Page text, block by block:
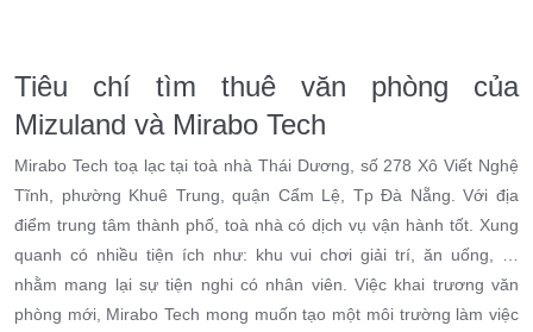
Tiêu chí tìm thuê văn phòng của
Mizuland và Mirabo Tech
Mirabo Tech toạ lạc tại toà nhà Thái Dương, số 278 Xô Viết Nghệ
Tĩnh, phường Khuê Trung, quận Cẩm Lệ, Tp Đà Nẵng. Với địa
điểm trung tâm thành phố, toà nhà có dịch vụ vận hành tốt. Xung
quanh có nhiều tiện ích như: khu vui chơi giải trí, ăn uống, …
nhằm mang lại sự tiện nghi có nhân viên. Việc khai trương văn
phòng mới, Mirabo Tech mong muốn tạo một môi trường làm việc